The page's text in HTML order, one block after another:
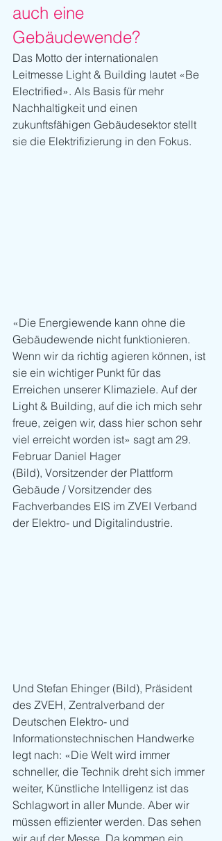
auch eine
Gebäudewende?
Das Motto der internationalen
Leitmesse Light & Building lautet «Be
Electrified». Als Basis für mehr
Nachhaltigkeit und einen
zukunftsfähigen Gebäudesektor stellt
sie die Elektrifizierung in den Fokus.
«Die Energiewende kann ohne die
Gebäudewende nicht funktionieren.
Wenn wir da richtig agieren können, ist
sie ein wichtiger Punkt für das
Erreichen unserer Klimaziele. Auf der
Light & Building, auf die ich mich sehr
freue, zeigen wir, dass hier schon sehr
viel erreicht worden ist» sagt am 29.
Februar Daniel Hager
(Bild), Vorsitzender der Plattform
Gebäude / Vorsitzender des
Fachverbandes EIS im ZVEI Verband
der Elektro- und Digitalindustrie.
Und Stefan Ehinger (Bild), Präsident
des ZVEH, Zentralverband der
Deutschen Elektro- und
Informationstechnischen Handwerke
legt nach: «Die Welt wird immer
schneller, die Technik dreht sich immer
weiter, Künstliche Intelligenz ist das
Schlagwort in aller Munde. Aber wir
müssen effizienter werden. Das sehen
wir auf der Messe. Da kommen ein